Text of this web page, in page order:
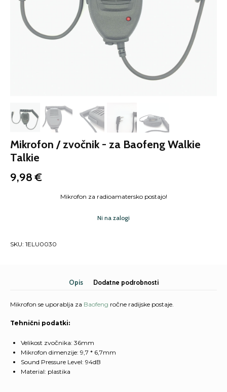
Mikrofon / zvočnik - za Baofeng Walkie
Talkie
9,98€
Mikrofon za radioamatersko postajo!
Ni na zalogi
SKU: 1ELU0030
Opis Dodatne podrobnosti
Mikrofon se uporablja za Baofeng ročne radijske postaje.
Tehnični podatki:
Velikost zvočnika: 36mm
Mikrofon dimenzije: 9,7 * 6,7mm
Sound Pressure Level: 94dB
Material: plastika